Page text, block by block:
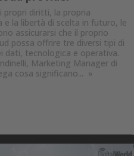
propri diritti, la propria
e la libertà di scelta in futuro, le
assicurarsi che il proprio
possa offrire tre diversi tipi di
dati, tecnologica e operativa.
Marketing Manager di
cosa significano... »